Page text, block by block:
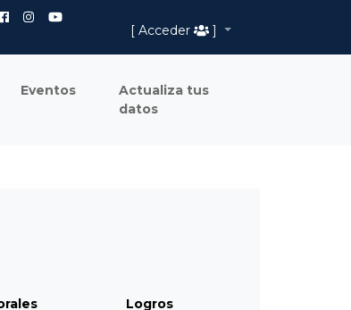
[ Acceder
]
Eventos
Actualiza tus
datos
Logros